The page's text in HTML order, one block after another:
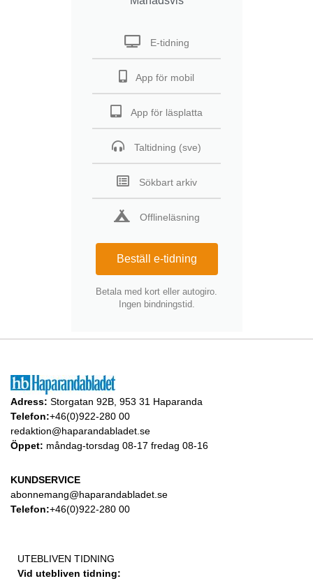
E-tidning
App för mobil
App för läsplatta
Taltidning (sve)
Sökbart arkiv
Offlineläsning
Beställ e-tidning
Betala med kort eller autogiro.
Ingen bindningstid.
Adress: Storgatan 92B, 953 31 Haparanda
Telefon:+46(0)922-280 00
redaktion@haparandabladet.se
Öppet: måndag-torsdag 08-17 fredag 08-16
KUNDSERVICE
abonnemang@haparandabladet.se
Telefon:+46(0)922-280 00
UTEBLIVEN TIDNING
Vid utebliven tidning: